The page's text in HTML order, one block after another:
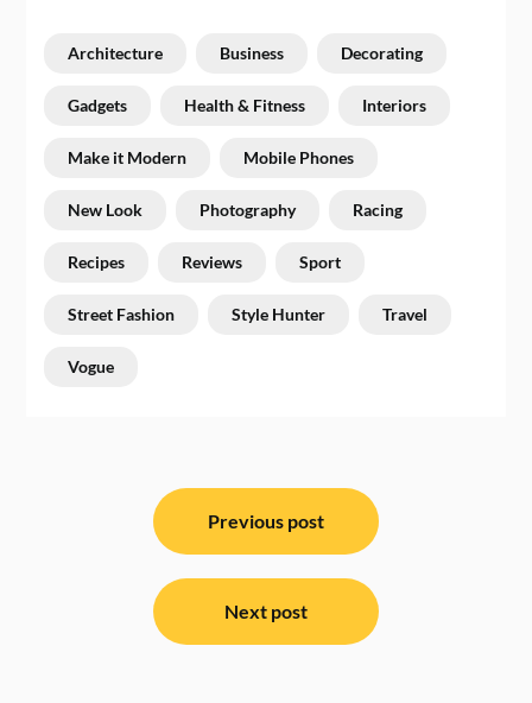
Architecture Business Decorating
Gadgets Health & Fitness Interiors
Make it Modern Mobile Phones
New Look Photography Racing
Recipes Reviews Sport
Street Fashion Style Hunter Travel
Vogue
Previous post
Next post